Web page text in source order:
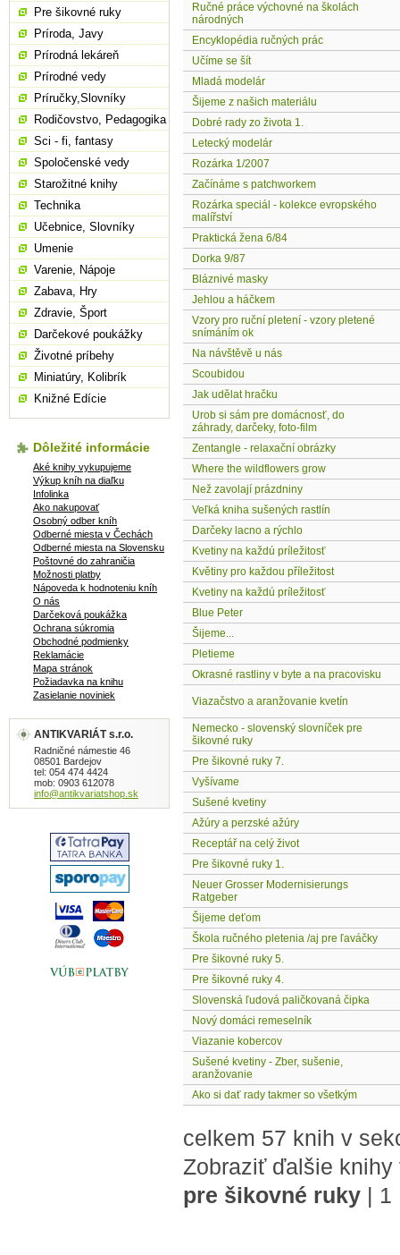
Ručné práce výchovné na školách
národných
Encyklopédia ručných prác
Učíme se šít
Mladá modelár
Šijeme z našich materiálu
Dobré rady zo života 1.
Letecký modelár
Rozárka 1/2007
Začínáme s patchworkem
Rozárka speciál - kolekce evropského
malířství
Praktická žena 6/84
Dorka 9/87
Bláznivé masky
Jehlou a háčkem
Vzory pro ruční pletení - vzory pletené
snímáním ok
Na návštěvě u nás
Scoubidou
Jak udělat hračku
Urob si sám pre domácnosť, do
záhrady, darčeky, foto-film
Zentangle - relaxační obrázky
Where the wildflowers grow
Než zavolají prázdniny
Veľká kniha sušených rastlín
Darčeky lacno a rýchlo
Kvetiny na každú príležitosť
Květiny pro každou příležitost
Kvetiny na každú príležitosť
Blue Peter
Šijeme...
Pletieme
Okrasné rastliny v byte a na pracovisku
Viazačstvo a aranžovanie kvetín
Nemecko - slovenský slovníček pre
šikovné ruky
Pre šikovné ruky 7.
Vyšívame
Sušené kvetiny
Ažúry a perzské ažúry
Receptář na celý život
Pre šikovné ruky 1.
Neuer Grosser Modernisierungs
Ratgeber
Šijeme deťom
Škola ručného pletenia /aj pre ľaváčky
Pre šikovné ruky 5.
Pre šikovné ruky 4.
Slovenská ľudová paličkovaná čipka
Nový domáci remeselník
Viazanie kobercov
Sušené kvetiny - Zber, sušenie,
aranžovanie
Ako si dať rady takmer so všetkým
celkem 57 knih v
Zobraziť ďalšie
pre šikovné ruky | 1
Pre šikovné ruky
Príroda, Javy
Prírodná lekáreň
Prírodné vedy
Príručky,Slovníky
Rodičovstvo, Pedagogika
Sci - fi, fantasy
Spoločenské vedy
Starožitné knihy
Technika
Učebnice, Slovníky
Umenie
Varenie, Nápoje
Zabava, Hry
Zdravie, Šport
Darčekové poukážky
Životné príbehy
Miniatúry, Kolibrík
Knižné Edície
Dôležité informácie
Aké knihy vykupujeme
Výkup kníh na diaľku
Infolinka
Ako nakupovať
Osobný odber kníh
Odberné miesta v Čechách
Odberné miesta na Slovensku
Poštovné do zahraničia
Možnosti platby
Nápoveda k hodnoteniu kníh
O nás
Darčeková poukážka
Ochrana súkromia
Obchodné podmienky
Reklamácie
Mapa stránok
Požiadavka na knihu
Zasielanie noviniek
ANTIKVARIÁT s.r.o.
Radničné námestie 46
08501 Bardejov
tel: 054 474 4424
mob: 0903 612078
info@antikvariatshop.sk